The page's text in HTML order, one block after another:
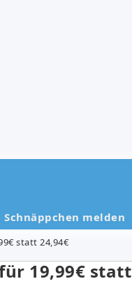
Schnäppchen melden
statt 24,94€
19,99€ statt